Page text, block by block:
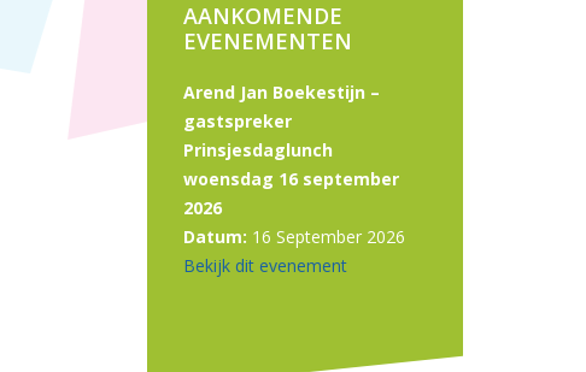
AANKOMENDE
EVENEMENTEN
Arend Jan Boekestijn –
gastspreker
Prinsjesdaglunch
woensdag 16 september
2026
Datum: 16 September 2026
Bekijk dit evenement